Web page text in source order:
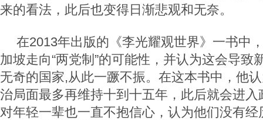
来的看法，此后也变得日渐悲观和无奈。
在2013年出版的《李光耀观世界》一书中
加坡走向“两党制”的可能性，并认为这会导致
无奇的国家,从此一蹶不振。在这本书中，他
治局面最多再维持十到十五年，此后就会进
对年轻一辈也一直不抱信心，认为他们没有